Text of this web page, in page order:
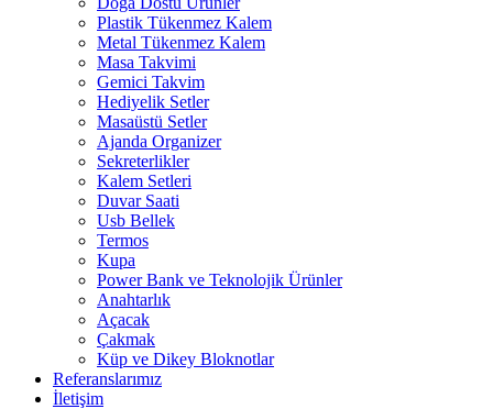
Plastik Tükenmez Kalem
Metal Tükenmez Kalem
Masa Takvimi
Gemici Takvim
Hediyelik Setler
Masaüstü Setler
Ajanda Organizer
Sekreterlikler
Kalem Setleri
Duvar Saati
Usb Bellek
Termos
Kupa
Power Bank ve Teknolojik Ürünler
Anahtarlık
Açacak
Çakmak
Küp ve Dikey Bloknotlar
Referanslarımız
İletişim